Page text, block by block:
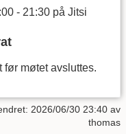
- 21:30 på Jitsi
før møtet avsluttes.
2026/06/30 23:40 av
thomas